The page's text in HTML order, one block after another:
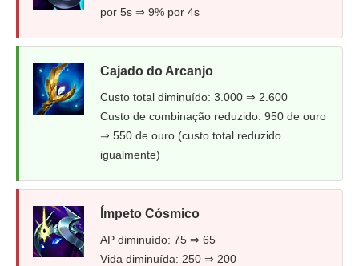
por 5s ⇒ 9% por 4s
Cajado do Arcanjo
Custo total diminuído: 3.000 ⇒ 2.600
Custo de combinação reduzido: 950 de ouro
⇒ 550 de ouro (custo total reduzido
igualmente)
Ímpeto Cósmico
AP diminuído: 75 ⇒ 65
Vida diminuída: 250 ⇒ 200